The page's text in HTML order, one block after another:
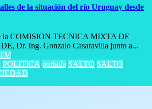
de la situación del río Uruguay desde
la COMISION TECNICA MIXTA DE
Dr. Ing. Gonzalo Casaravilla junto a...
POLITICA portada SALTO SALTO